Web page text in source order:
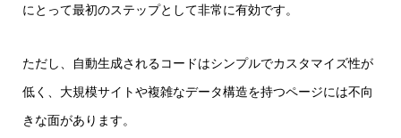
にとって最初のステップとして非常に有効です。
ただし、自動生成されるコードはシンプルでカスタマイズ性が
低く、大規模サイトや複雑なデータ構造を持つページには不向
きな面があります。